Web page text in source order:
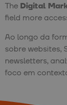
The Digital
field more
Ao longo da
sobre websites,
newsletters,
foco em